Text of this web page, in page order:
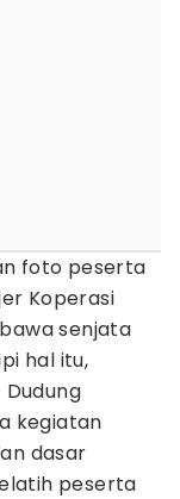
foto peserta
Koperasi
senjata
hal itu,
kegiatan
dasar
peserta